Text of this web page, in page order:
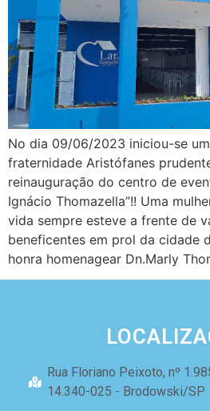
No dia 09/06/2023 iniciou-se
fraternidade Aristófanes
reinauguração do centro de
Ignácio Thomazella”!! Uma
vida sempre esteve a frente de
beneficentes em prol da cidade
honra homenagear Dn.Marly
Rua Floriano Peixoto, nº
14.340-025 - Brodowski/SP